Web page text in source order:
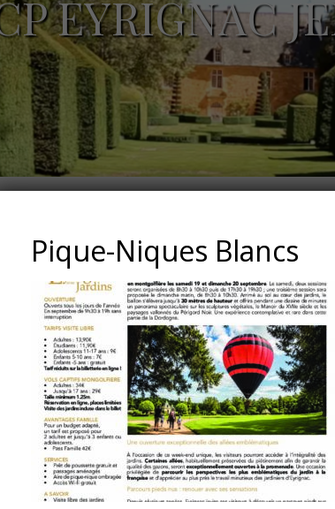
EYRIGNAC
2026
Pique-Niques Blancs